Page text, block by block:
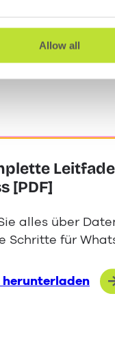
Allow all
Es gibt
im neuen
und erhalten
[PDF]
alles über
Schritte für
herunterladen